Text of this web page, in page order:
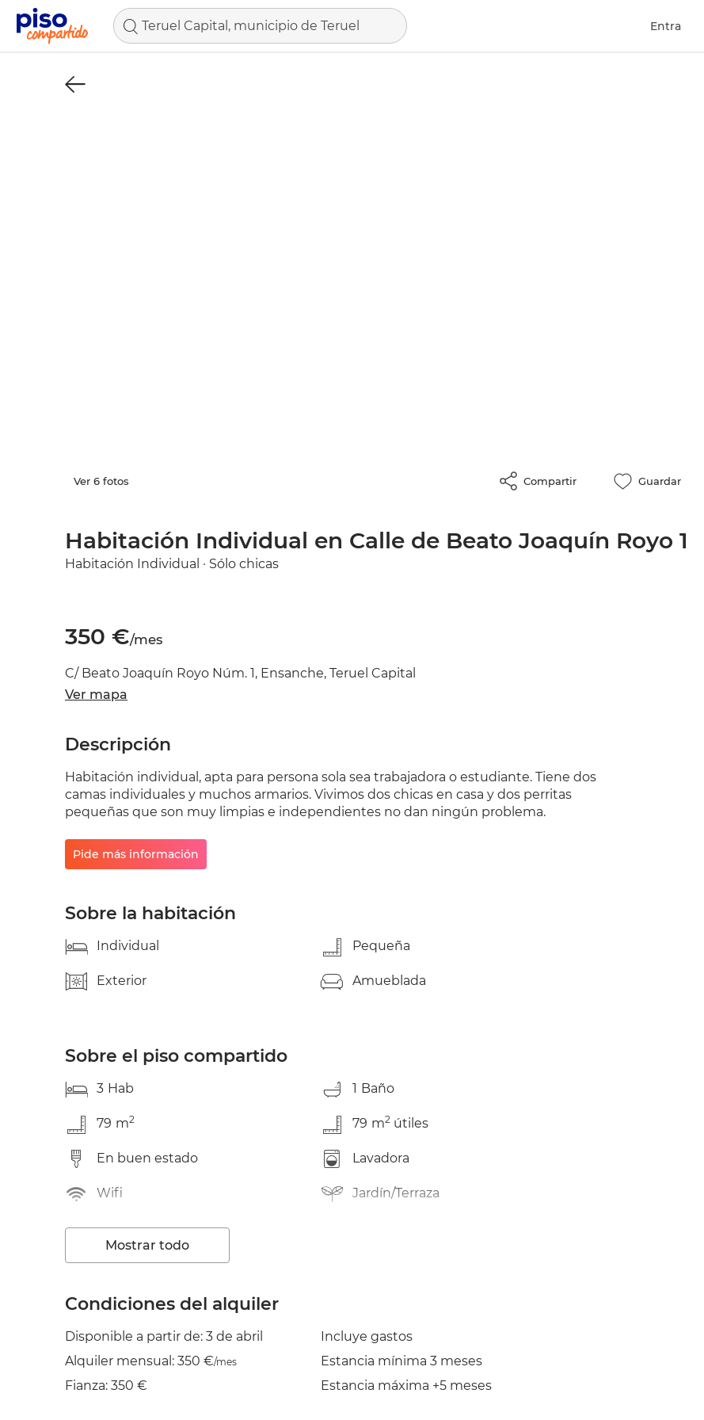
Teruel Capital, municipio de Teruel Entra
Ver 6 fotos Compartir Guardar
Habitación Individual en Calle de Beato Joaquín Royo 1
Habitación Individual · Sólo chicas
350 €/mes
C/ Beato Joaquín Royo Núm. 1, Ensanche, Teruel Capital
Ver mapa
Descripción
Habitación individual, apta para persona sola sea trabajadora o estudiante. Tiene dos
camas individuales y muchos armarios. Vivimos dos chicas en casa y dos perritas
pequeñas que son muy limpias e independientes no dan ningún problema.
Pide más información
Sobre la habitación
Individual Pequeña
Exterior Amueblada
Sobre el piso compartido
3 Hab 1 Baño
79 m2 79 m2 útiles
En buen estado Lavadora
Wifi Jardín/Terraza
Balcón
Plancha
Mostrar todo
Condiciones del alquiler
Disponible a partir de: 3 de abril
Alquiler mensual: 350 €/mes
Fianza: 350 €
Incluye gastos
Estancia mínima 3 meses
Estancia máxima +5 meses